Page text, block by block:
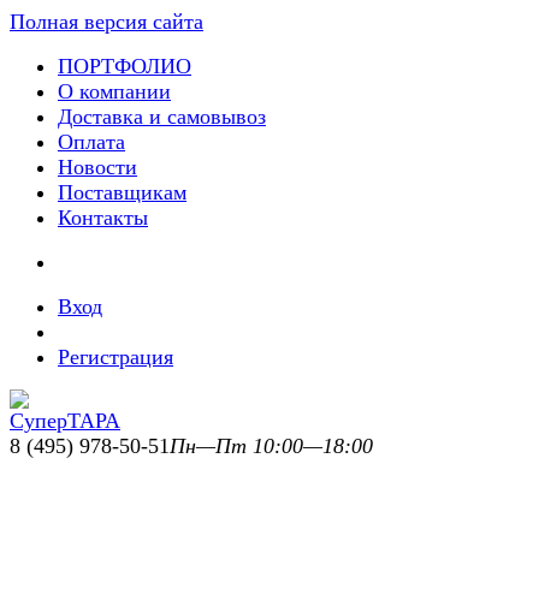
Полная версия сайта
ПОРТФОЛИО
О компании
Доставка и самовывоз
Оплата
Новости
Поставщикам
Контакты
Вход
Регистрация
8 (495) 978-50-51Пн—Пт 10:00—18:00